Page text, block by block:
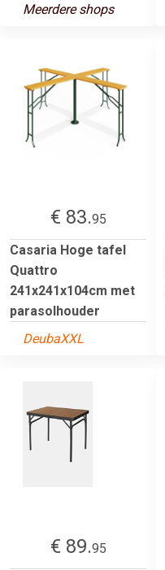
Meerdere shops
€ 83.95
Casaria Hoge tafel
Quattro
241x241x104cm met
parasolhouder
DeubaXXL
€ 89.95